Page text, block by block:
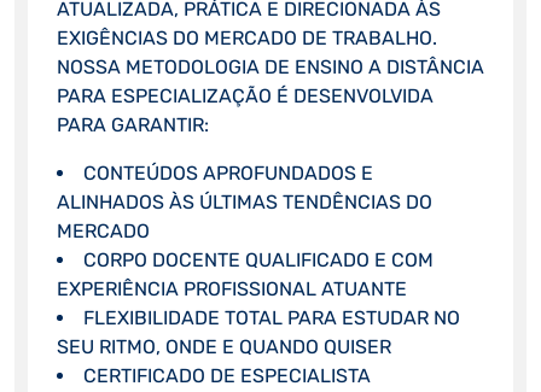
ATUALIZADA, PRÁTICA E DIRECIONADA ÀS
EXIGÊNCIAS DO MERCADO DE TRABALHO.
NOSSA METODOLOGIA DE ENSINO A DISTÂNCIA
PARA ESPECIALIZAÇÃO É DESENVOLVIDA
PARA GARANTIR:
CONTEÚDOS APROFUNDADOS E
ALINHADOS ÀS ÚLTIMAS TENDÊNCIAS DO
MERCADO
CORPO DOCENTE QUALIFICADO E COM
EXPERIÊNCIA PROFISSIONAL ATUANTE
FLEXIBILIDADE TOTAL PARA ESTUDAR NO
SEU RITMO, ONDE E QUANDO QUISER
CERTIFICADO DE ESPECIALISTA